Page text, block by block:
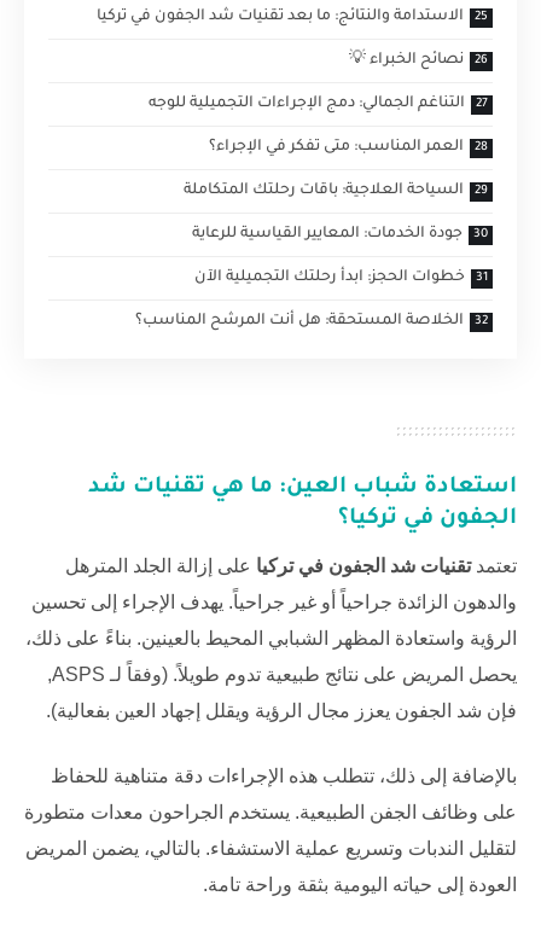
الاستدامة والنتائج: ما بعد تقنيات شد الجفون في تركيا
نصائح الخبراء 💡
التناغم الجمالي: دمج الإجراءات التجميلية للوجه
العمر المناسب: متى تفكر في الإجراء؟
السياحة العلاجية: باقات رحلتك المتكاملة
جودة الخدمات: المعايير القياسية للرعاية
خطوات الحجز: ابدأ رحلتك التجميلية الآن
الخلاصة المستحقة: هل أنت المرشح المناسب؟
استعادة شباب العين: ما هي تقنيات شد
الجفون في تركيا؟
تعتمدتقنيات شد الجفون في تركيا على إزالة الجلد المترهل
والدهون الزائدة جراحياً أو غير جراحياً. يهدف الإجراء إلى تحسين
الرؤية واستعادة المظهر الشبابي المحيط بالعينين. بناءً على ذلك،
يحصل المريض على نتائج طبيعية تدوم طويلاً. (وفقاً لـ ASPS
,
فإن شد الجفون يعزز مجال الرؤية ويقلل إجهاد العين بفعالية).
بالإضافة إلى ذلك، تتطلب هذه الإجراءات دقة متناهية للحفاظ
على وظائف الجفن الطبيعية. يستخدم الجراحون معدات متطورة
لتقليل الندبات وتسريع عملية الاستشفاء. بالتالي، يضمن المريض
العودة إلى حياته اليومية بثقة وراحة تامة.